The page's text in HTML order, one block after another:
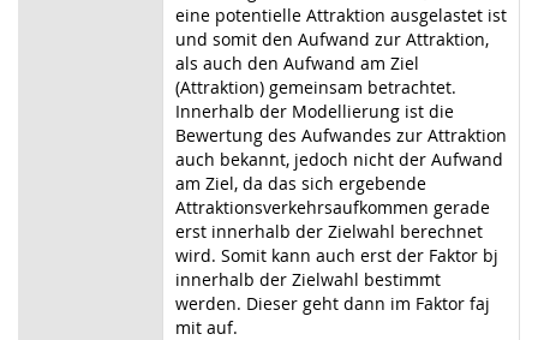
eine potentielle Attraktion ausgelastet ist
und somit den Aufwand zur Attraktion,
als auch den Aufwand am Ziel
(Attraktion) gemeinsam betrachtet.
Innerhalb der Modellierung ist die
Bewertung des Aufwandes zur Attraktion
auch bekannt, jedoch nicht der Aufwand
am Ziel, da das sich ergebende
Attraktionsverkehrsaufkommen gerade
erst innerhalb der Zielwahl berechnet
wird. Somit kann auch erst der Faktor bj
innerhalb der Zielwahl bestimmt
werden. Dieser geht dann im Faktor faj
mit auf.